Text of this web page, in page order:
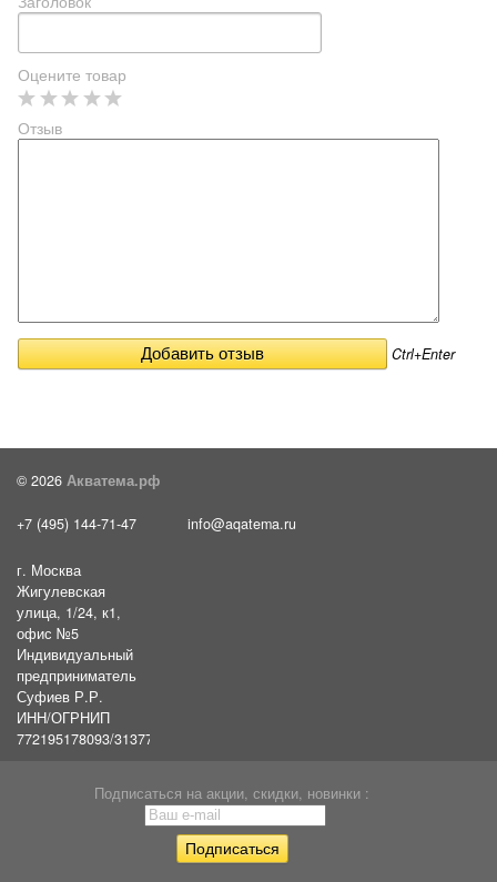
Оцените товар
Отзыв
Ctrl+Enter
© 2026 Акватема.рф
+7 (495) 144-71-47 info@aqatema.ru
г. Москва
Жигулевская
улица, 1/24, к1,
офис №5
Индивидуальный
предприниматель
Суфиев Р.Р.
ИНН/ОГРНИП
772195178093/31377461610054
Подписаться на акции, скидки, новинки :